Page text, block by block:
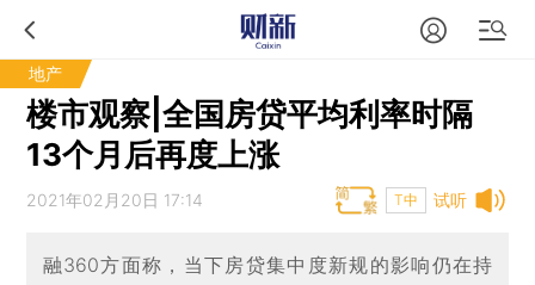
地产
楼市观察|全国房贷平均利率时隔
13个月后再度上涨
试听
2021年02月20日 17:14 T中
融360方面称，当下房贷集中度新规的影响仍在持